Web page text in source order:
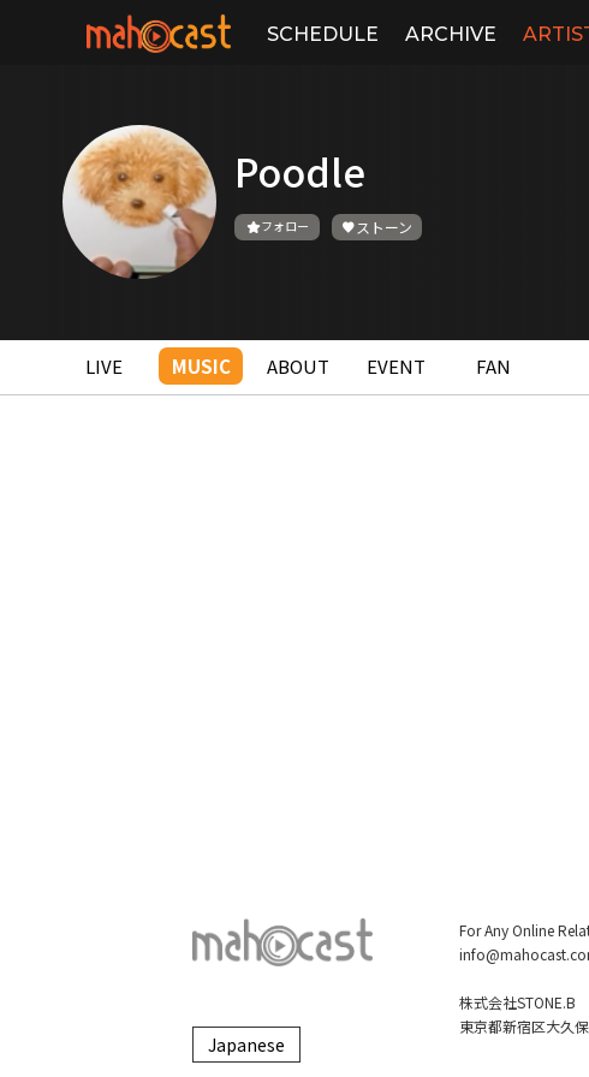
SCHEDULE ARCHIVE
Poodle
フォロー ストーン
LIVE MUSIC ABOUT EVENT FAN
For Any Online
株式会社STONE.B
東京都新宿区大久